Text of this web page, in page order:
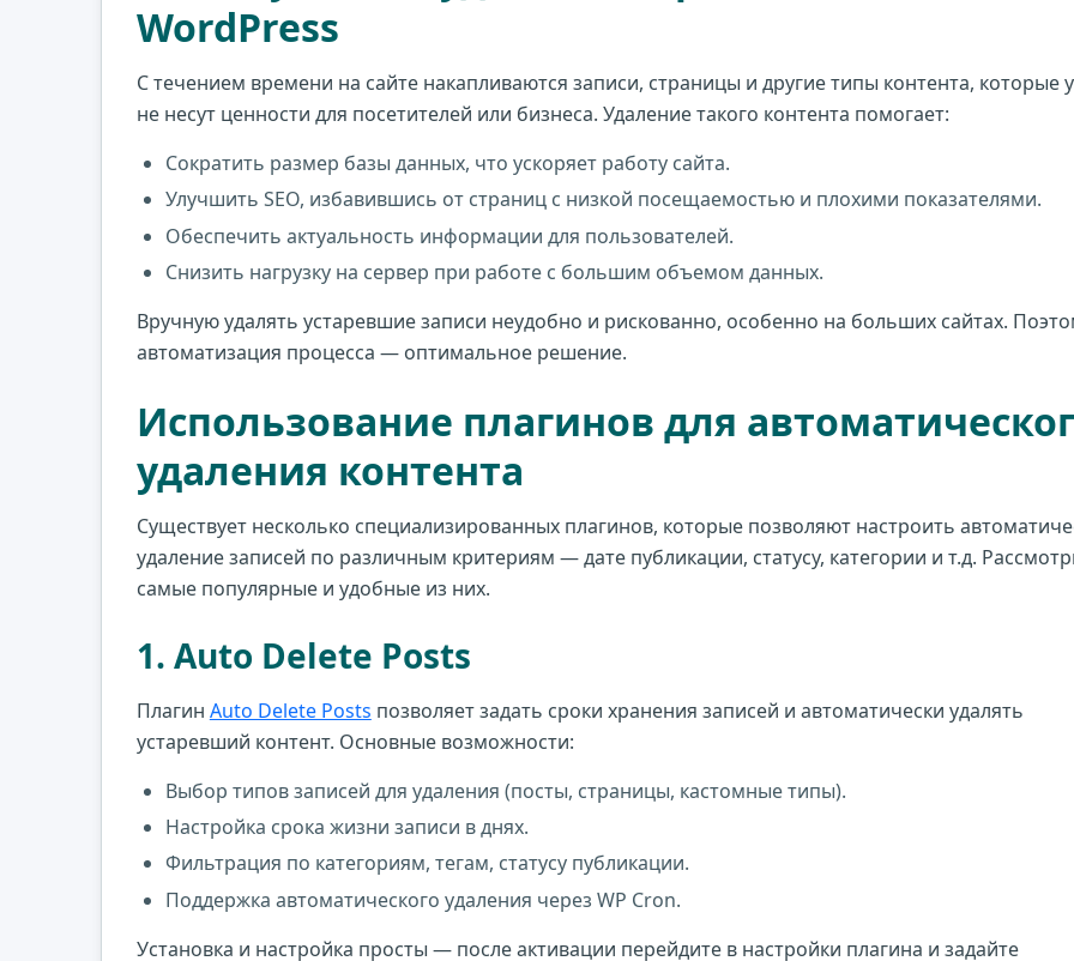
WordPress
С течением времени на сайте накапливаются записи, страницы и другие типы контента, которые
не несут ценности для посетителей или бизнеса. Удаление такого контента помогает:
Сократить размер базы данных, что ускоряет работу сайта.
Улучшить SEO, избавившись от страниц с низкой посещаемостью и плохими показателями.
Обеспечить актуальность информации для пользователей.
Снизить нагрузку на сервер при работе с большим объемом данных.
Вручную удалять устаревшие записи неудобно и рискованно, особенно на больших сайтах.
автоматизация процесса — оптимальное решение.
Использование плагинов для
удаления контента
Существует несколько специализированных плагинов, которые позволяют настроить
удаление записей по различным критериям — дате публикации, статусу, категории и т.д.
самые популярные и удобные из них.
1. Auto Delete Posts
Плагин Auto Delete Posts позволяет задать сроки хранения записей и автоматически удалять
устаревший контент. Основные возможности:
Выбор типов записей для удаления (посты, страницы, кастомные типы).
Настройка срока жизни записи в днях.
Фильтрация по категориям, тегам, статусу публикации.
Поддержка автоматического удаления через WP Cron.
Установка и настройка просты — после активации перейдите в настройки плагина и задайте